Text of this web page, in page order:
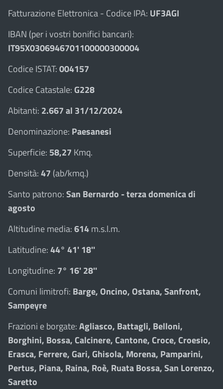
Fatturazione Elettronica - Codice IPA: UF3AGI
IBAN (per i vostri bonifici bancari):
IT95X0306946701100000300004
Codice ISTAT:004157
Codice Catastale:G228
Abitanti: 2.667 al 31/12/2024
Denominazione: Paesanesi
Superficie: 58,27 Kmq.
Densità:47 (ab/kmq.)
Santo patrono:San Bernardo - terza domenica di
agosto
Altitudine media:614m.s.l.m.
Latitudine:44° 41' 18''
Longitudine: 7° 16' 28''
Comuni limitrofi: Barge, Oncino, Ostana, Sanfront,
Sampeyre
Frazioni e borgate:Agliasco, Battagli, Belloni,
Borghini, Bossa, Calcinere, Cantone, Croce, Croesio,
Erasca, Ferrere, Gari, Ghisola, Morena, Pamparini,
Pertus, Piana, Raina, Roè, Ruata Bossa, San Lorenzo,
Saretto